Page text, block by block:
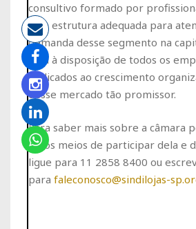
consultivo formado por
uma estrutura adequada para
demanda desse segmento na
está à disposição de todos os
dedicados ao crescimento
desse mercado tão promissor.
Para saber mais sobre a câmara
SP, os meios de participar dela e
ligue para 11 2858 8400 ou
para faleconosco@sindilojas-